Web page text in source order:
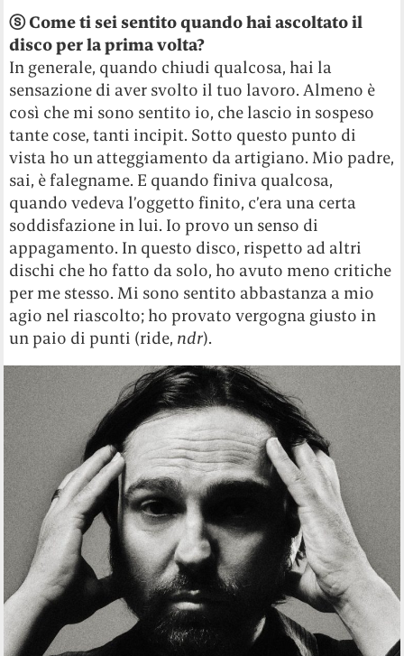
ⓢ Come ti sei sentito quando hai ascoltato il
disco per la prima volta?
In generale, quando chiudi qualcosa, hai la
sensazione di aver svolto il tuo lavoro. Almeno è
così che mi sono sentito io, che lascio in sospeso
tante cose, tanti incipit. Sotto questo punto di
vista ho un atteggiamento da artigiano. Mio padre,
sai, è falegname. E quando finiva qualcosa,
quando vedeva l’oggetto finito, c’era una certa
soddisfazione in lui. Io provo un senso di
appagamento. In questo disco, rispetto ad altri
dischi che ho fatto da solo, ho avuto meno critiche
per me stesso. Mi sono sentito abbastanza a mio
agio nel riascolto; ho provato vergogna giusto in
un paio di punti (ride, ndr).